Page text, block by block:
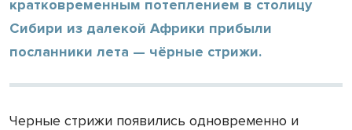
кратковременным потеплением в столицу
Сибири из далекой Африки прибыли
посланники лета — чёрные стрижи.
Черные стрижи появились одновременно и